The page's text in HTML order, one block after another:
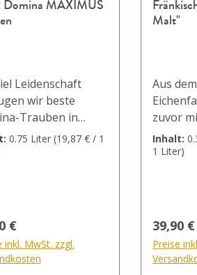
Domina MAXIMUS
Leidenschaft
wir beste
Trauben in
Weinbergen.
schmeckt man in
aus
und
Eiche. Die
sind perfekt
0.75 Liter (19,87 € / 1
Preis:
€
inkl. MwSt. zzgl.
Malt"
Aus
zuvor
und
Bestes
Inhalt:
1 Liter)
39,90 €
Preise